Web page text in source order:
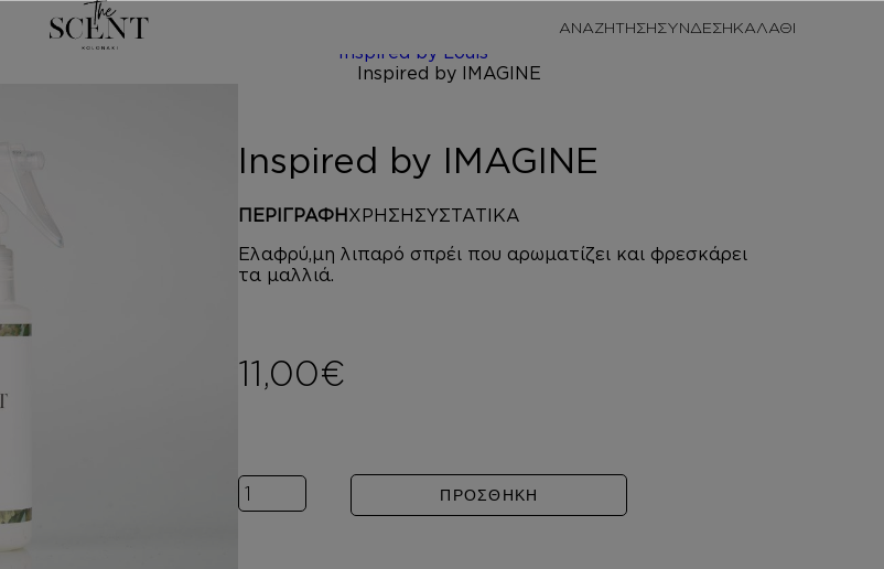
ΑΝΑΖΗΤΗΣΗΣΥΝΔΕΣΗ
Inspired by Louis
IMAGINE
Inspired by IMAGINE
ΠΕΡΙΓΡΑΦΗ ΧΡΗΣΗ ΣΥΣΤΑΤΙΚΑ
Ελαφρύ,μη λιπαρό σπρέι που αρωματίζει και φρεσκάρει
τα μαλλιά.
11,00€
Inspired by IMAGINE ποσότητα
ΠΡΟΣΘΗΚΗ